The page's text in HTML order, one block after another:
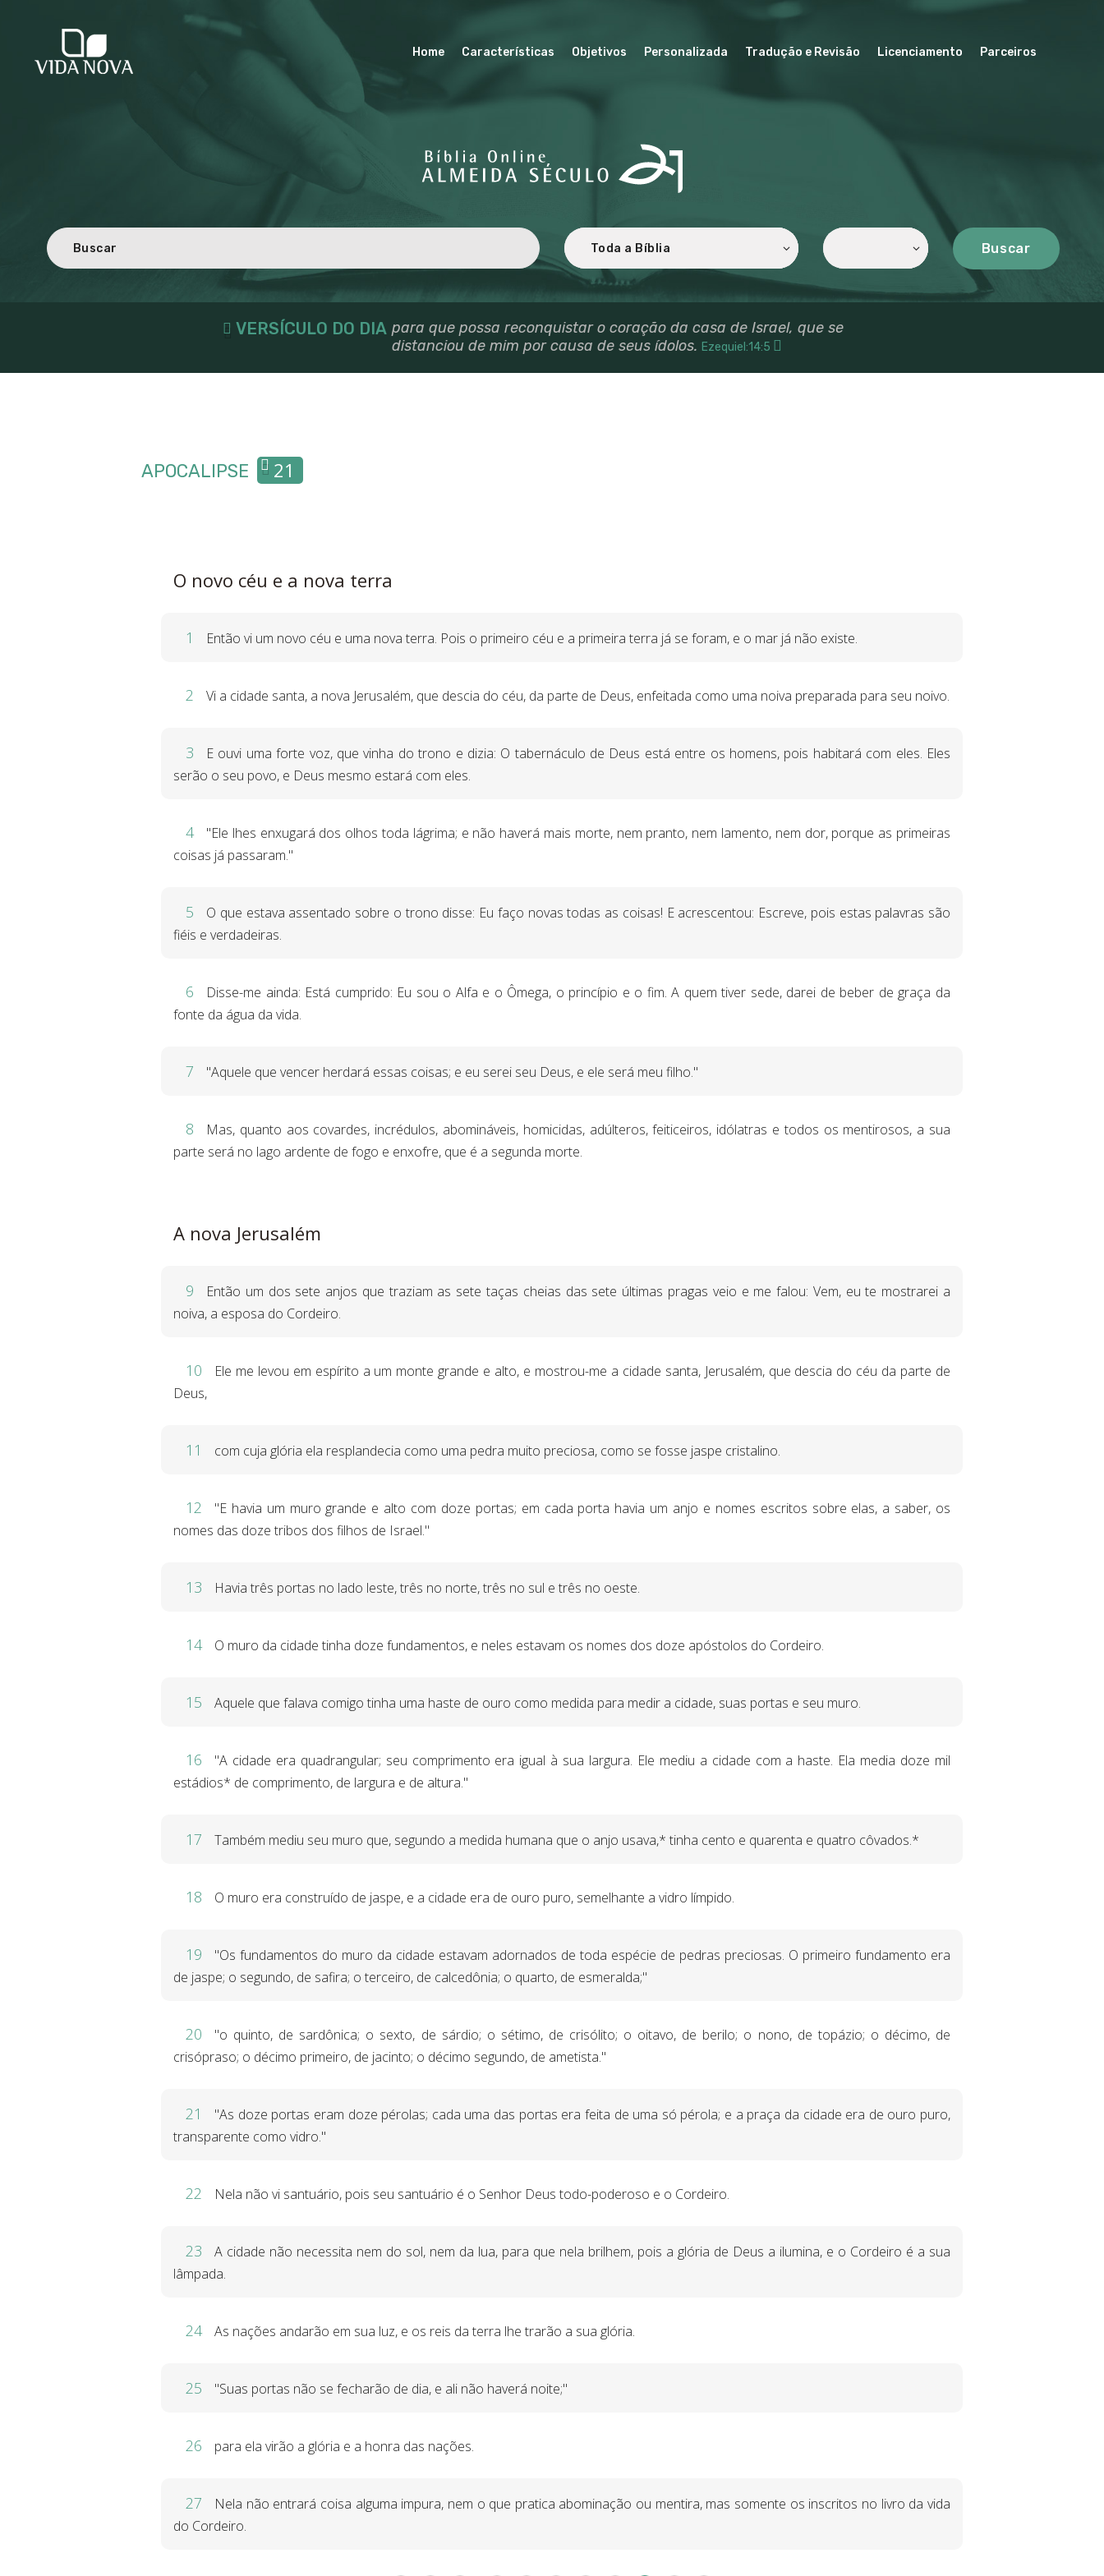
Home Características Objetivos Personalizada Tradução e Revisão Licenciamento Parceiros
Buscar
VERSÍCULO DO DIA para que possa reconquistar o coração da casa de Israel, que se
distanciou de mim por causa de seus ídolos. Ezequiel:14:5
BÍBLIA ALMEIDA SÉCULO 21
HOME
CARACTERÍSTICA
PERSONALIZADA
REVISÃO
LICENCIAMENTO
PARCEIROS
APOCALIPSE 21
O novo céu e a nova terra
1 Então vi um novo céu e uma nova terra. Pois o primeiro céu e a primeira terra já se foram, e o mar já não existe.
2 Vi a cidade santa, a nova Jerusalém, que descia do céu, da parte de Deus, enfeitada como uma noiva preparada para seu noivo.
3
E ouvi uma forte voz, que vinha do trono e dizia: O tabernáculo de Deus está entre os homens, pois habitará com eles. Eles
serão o seu povo, e Deus mesmo estará com eles.
4
"Ele lhes enxugará dos olhos toda lágrima; e não haverá mais morte, nem pranto, nem lamento, nem dor, porque as primeiras
coisas já passaram."
5
O que estava assentado sobre o trono disse: Eu faço novas todas as coisas! E acrescentou: Escreve, pois estas palavras são
fiéis e verdadeiras.
6
Disse-me ainda: Está cumprido: Eu sou o Alfa e o Ômega, o princípio e o fim. A quem tiver sede, darei de beber de graça da
fonte da água da vida.
7 "Aquele que vencer herdará essas coisas; e eu serei seu Deus, e ele será meu filho."
8
Mas, quanto aos covardes, incrédulos, abomináveis, homicidas, adúlteros, feiticeiros, idólatras e todos os mentirosos, a sua
parte será no lago ardente de fogo e enxofre, que é a segunda morte.
A nova Jerusalém
9
Então um dos sete anjos que traziam as sete taças cheias das sete últimas pragas veio e me falou: Vem, eu te mostrarei a
noiva, a esposa do Cordeiro.
10
Ele me levou em espírito a um monte grande e alto, e mostrou-me a cidade santa, Jerusalém, que descia do céu da parte de
Deus,
11 com cuja glória ela resplandecia como uma pedra muito preciosa, como se fosse jaspe cristalino.
12
"E havia um muro grande e alto com doze portas; em cada porta havia um anjo e nomes escritos sobre elas, a saber, os
nomes das doze tribos dos filhos de Israel."
13 Havia três portas no lado leste, três no norte, três no sul e três no oeste.
14 O muro da cidade tinha doze fundamentos, e neles estavam os nomes dos doze apóstolos do Cordeiro.
15 Aquele que falava comigo tinha uma haste de ouro como medida para medir a cidade, suas portas e seu muro.
16
"A cidade era quadrangular; seu comprimento era igual à sua largura. Ele mediu a cidade com a haste. Ela media doze mil
estádios* de comprimento, de largura e de altura."
17 Também mediu seu muro que, segundo a medida humana que o anjo usava,* tinha cento e quarenta e quatro côvados.*
18 O muro era construído de jaspe, e a cidade era de ouro puro, semelhante a vidro límpido.
19
"Os fundamentos do muro da cidade estavam adornados de toda espécie de pedras preciosas. O primeiro fundamento era
de jaspe; o segundo, de safira; o terceiro, de calcedônia; o quarto, de esmeralda;"
20
"o quinto, de sardônica; o sexto, de sárdio; o sétimo, de crisólito; o oitavo, de berilo; o nono, de topázio; o décimo, de
crisópraso; o décimo primeiro, de jacinto; o décimo segundo, de ametista."
21
"As doze portas eram doze pérolas; cada uma das portas era feita de uma só pérola; e a praça da cidade era de ouro puro,
transparente como vidro."
22 Nela não vi santuário, pois seu santuário é o Senhor Deus todo-poderoso e o Cordeiro.
23
A cidade não necessita nem do sol, nem da lua, para que nela brilhem, pois a glória de Deus a ilumina, e o Cordeiro é a sua
lâmpada.
24 As nações andarão em sua luz, e os reis da terra lhe trarão a sua glória.
25 "Suas portas não se fecharão de dia, e ali não haverá noite;"
26 para ela virão a glória e a honra das nações.
27
Nela não entrará coisa alguma impura, nem o que pratica abominação ou mentira, mas somente os inscritos no livro da vida
do Cordeiro.